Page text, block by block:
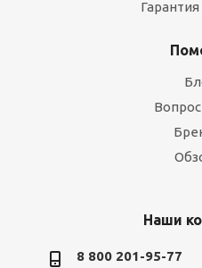
Наши
8 800 201-95-77